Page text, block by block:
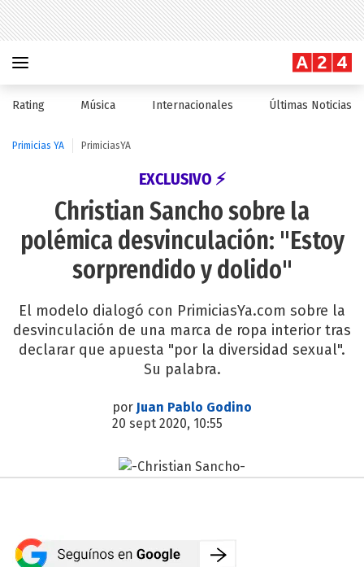
Rating Música Internacionales Últimas Noticias
Primicias YA PrimiciasYA
EXCLUSIVO ⚡
Christian Sancho sobre la
polémica desvinculación: "Estoy
sorprendido y dolido"
El modelo dialogó con PrimiciasYa.com sobre la
desvinculación de una marca de ropa interior tras
declarar que apuesta "por la diversidad sexual".
Su palabra.
por Juan Pablo Godino
20 sept 2020, 10:55